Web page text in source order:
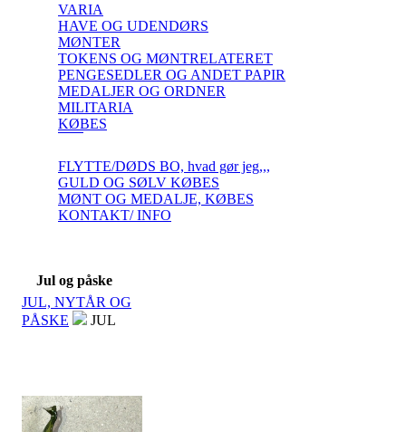
VARIA
HAVE OG UDENDØRS
MØNTER
TOKENS OG MØNTRELATERET
PENGESEDLER OG ANDET PAPIR
MEDALJER OG ORDNER
MILITARIA
KØBES
FLYTTE/DØDS BO, hvad gør jeg,,,
GULD OG SØLV KØBES
MØNT OG MEDALJE, KØBES
KONTAKT/ INFO
Jul og påske
JUL, NYTÅR OG
PÅSKE
JUL